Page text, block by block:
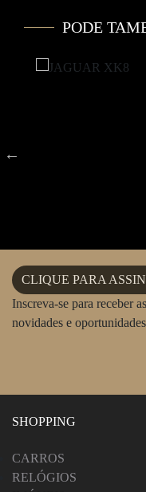
PODE
CLIQUE PARA
Inscreva-se para receber
novidades e oportunidades
SHOPPING
CARROS
RELÓGIOS